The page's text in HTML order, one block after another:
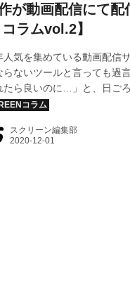
が動画配信にて
ラムvol.2】
人気を集めている動画配信
らないツールと言っても過
たら良いのに…」と、日ご
ェイシネマにて上映された
ブロードウェイシネマの人
スクリーン編集部